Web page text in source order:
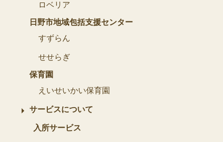
ロベリア
日野市地域包括支援センター
すずらん
せせらぎ
保育園
えいせいかい保育園
サービスについて
入所サービス